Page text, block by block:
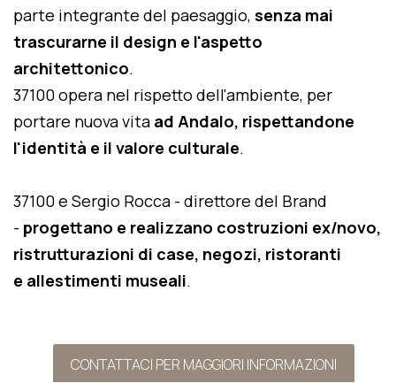
parte integrante del paesaggio, senza mai
trascurarne il design e l'aspetto
architettonico.
37100 opera nel rispetto dell'ambiente, per
portare nuova vita ad Andalo, rispettandone
l'identità e il valore culturale.
37100 e Sergio Rocca - direttore del Brand
- progettano e realizzano costruzioni ex/novo,
ristrutturazioni di case, negozi, ristoranti
e allestimenti museali.
CONTATTACI PER MAGGIORI INFORMAZIONI